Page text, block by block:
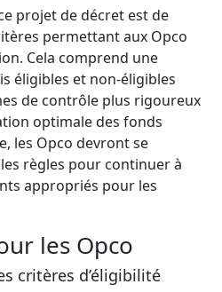
projet de décret est de
permettant aux Opco
Cela comprend une
éligibles et non-éligibles
de contrôle plus rigoureux
optimale des fonds
les Opco devront se
règles pour continuer à
appropriés pour les
les Opco
critères d’éligibilité